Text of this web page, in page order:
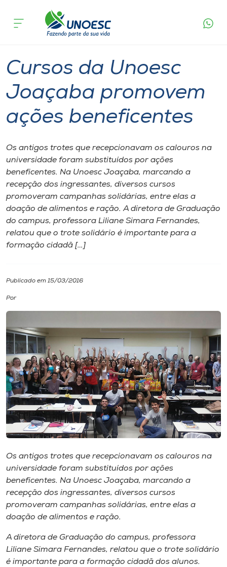
Cursos
Pesquisa
Atendimento ao Estudante
Portal de Ensino
A
Unoesc
Internacionalização
I.nova
Diplomados
Cultura
CPA
Biblioteca
Editora
Rádio
Museu
Unoesc
Store
Selecione
o idioma
acontece
Cursos da Unoesc
Joaçaba promovem
ações beneficentes
Os antigos trotes que recepcionavam os calouros na
universidade foram substituídos por ações
beneficentes. Na Unoesc Joaçaba, marcando a
recepção dos ingressantes, diversos cursos
promoveram campanhas solidárias, entre elas a
doação de alimentos e ração. A diretora de Graduação
do campus, professora Liliane Simara Fernandes,
relatou que o trote solidário é importante para a
formação cidadã […]
Publicado em 15/03/2016
Por
Os antigos trotes que recepcionavam os calouros na
universidade foram substituídos por ações
beneficentes. Na Unoesc Joaçaba, marcando a
recepção dos ingressantes, diversos cursos
promoveram campanhas solidárias, entre elas a
doação de alimentos e ração.
A diretora de Graduação do campus, professora
Liliane Simara Fernandes, relatou que o trote solidário
é importante para a formação cidadã dos alunos.